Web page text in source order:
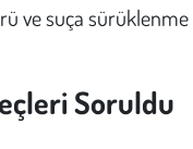
ve suça
Soruldu